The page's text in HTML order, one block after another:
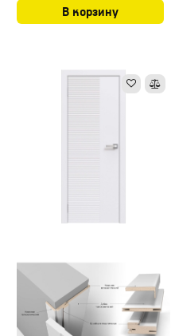
В корзину